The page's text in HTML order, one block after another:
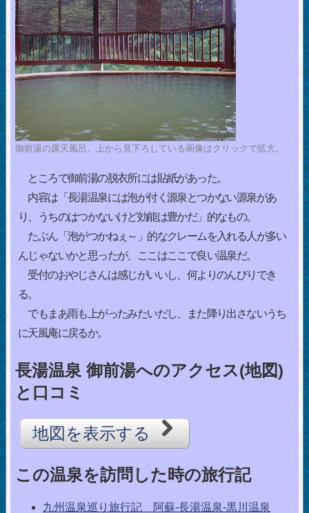
御前湯の露天風呂。上から見下ろしている画像はクリックで拡大。
ところで御前湯の脱衣所には貼紙があった。
内容は「長湯温泉には泡が付く源泉とつかない源泉があ
り、うちのはつかないけど効能は豊かだ」的なもの。
たぶん「泡がつかねぇ～」的なクレームを入れる人が多い
んじゃないかと思ったが、ここはここで良い温泉だ。
受付のおやじさんは感じがいいし、何よりのんびりでき
る。
でもまあ雨も上がったみたいだし、また降り出さないうち
に天風庵に戻るか。
長湯温泉 御前湯へのアクセス(地図)
と口コミ
地図を表示する
この温泉を訪問した時の旅行記
九州温泉巡り旅行記 阿蘇-長湯温泉-黒川温泉